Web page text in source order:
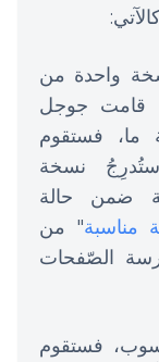
واحدة من
قامت جوجل
فستقوم
ستُدرِجُ نسخة
ضمن حالة
مناسبة" من
الصّفحات
فستقوم